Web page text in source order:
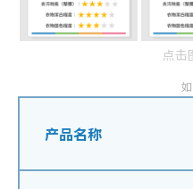
点击
产品名称